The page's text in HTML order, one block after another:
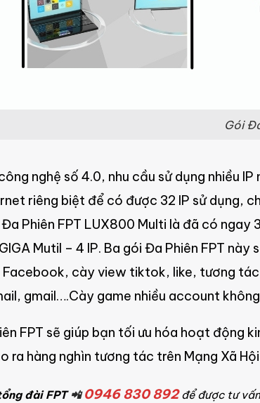
Gói
nghệ số 4.0, nhu cầu sử dụng nhiều
riêng biệt để có được 32 IP sử dụng,
Phiên FPT LUX800 Multi là đã có
Mutil – 4 IP. Ba gói Đa Phiên FPT
Facebook, cày view tiktok, like, tương
gmail….Cày game nhiều account
FPT sẽ giúp bạn tối ưu hóa hoạt động
ra hàng nghìn tương tác trên Mạng Xã
đài FPT 📲0946 830 892để được tư